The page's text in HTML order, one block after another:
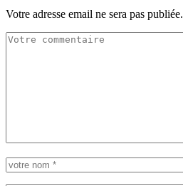
Votre adresse email ne sera pas publiée.